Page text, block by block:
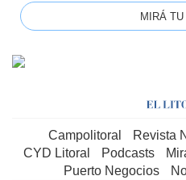
MIRÁ
Campolitoral Revista
CYD Litoral
Podcasts
Puerto Negocios